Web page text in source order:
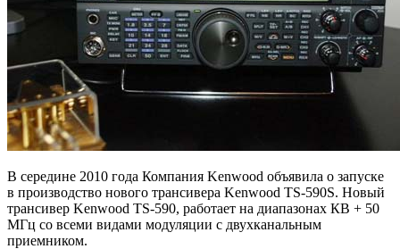
В середине 2010 года Компания Kenwood объявила о запуске
в производство нового трансивера Kenwood TS-590S. Новый
трансивер Kenwood TS-590, работает на диапазонах КВ + 50
МГц со всеми видами модуляции с двухканальным
приемником.